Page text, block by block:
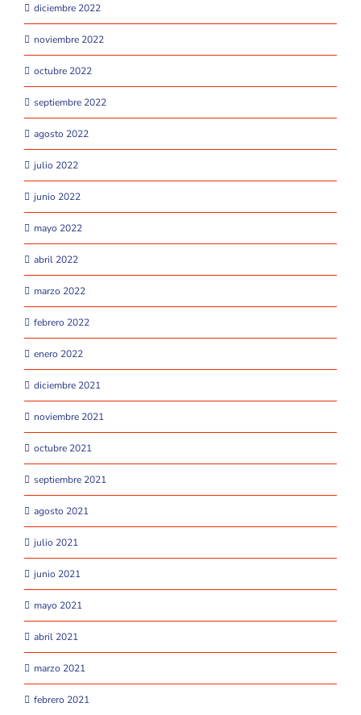
diciembre 2022
noviembre 2022
octubre 2022
septiembre 2022
agosto 2022
julio 2022
junio 2022
mayo 2022
abril 2022
marzo 2022
febrero 2022
enero 2022
diciembre 2021
noviembre 2021
octubre 2021
septiembre 2021
agosto 2021
julio 2021
junio 2021
mayo 2021
abril 2021
marzo 2021
febrero 2021